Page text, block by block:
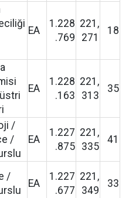
EA
1.228
.769
221,
271
18
EA
1.228
.163
221,
313
35
/
/
EA
1.227
.875
221,
335
41
/
EA
1.227
.677
221,
349
33